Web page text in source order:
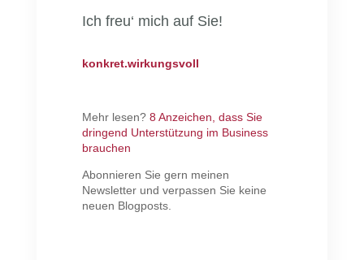
Ich freu‘ mich auf Sie!
konkret.wirkungsvoll
Mehr lesen? 8 Anzeichen, dass Sie
dringend Unterstützung im Business
brauchen
Abonnieren Sie gern meinen
Newsletter und verpassen Sie keine
neuen Blogposts.